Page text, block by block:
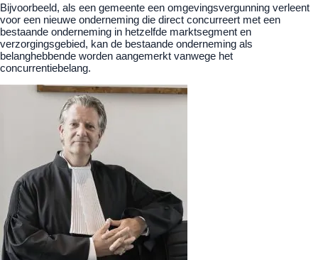
Bijvoorbeeld, als een gemeente een omgevingsvergunning verleent
voor een nieuwe onderneming die direct concurreert met een
bestaande onderneming in hetzelfde marktsegment en
verzorgingsgebied, kan de bestaande onderneming als
belanghebbende worden aangemerkt vanwege het
concurrentiebelang.